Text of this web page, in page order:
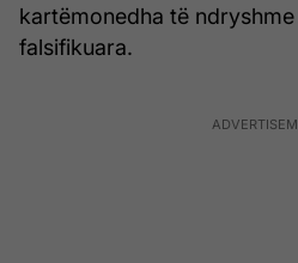
kartëmonedha të
falsifikuara.